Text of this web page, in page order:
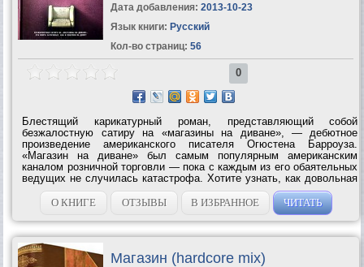
Дата добавления: 2013-10-23
Язык книги: Русский
Кол-во страниц: 56
0
Блестящий карикатурный роман, представляющий собой
безжалостную сатиру на «магазины на диване», — дебютное
произведение американского писателя Огюстена Барроуза.
«Магазин на диване» был самым популярным американским
каналом розничной торговли — пока с каждым из его обаятельных
ведущих не случилась катастрофа. Хотите узнать, как довольная
жизнью звезда экрана Пегги Джин Смайт превратилась в
алкоголичку и наркоманку,...
О КНИГЕ ОТЗЫВЫ В ИЗБРАННОЕ ЧИТАТЬ
Магазин (hardcore mix)